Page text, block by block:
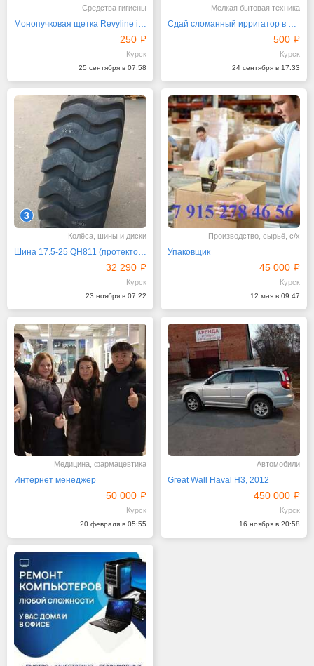
Средства гигиены
Монопучковая щетка Revyline interspace
250
Курск
25 сентября в 07:58
Мелкая бытовая техника
Сдай сломанный ирригатор в трейд-ин
500
Курск
24 сентября в 17:33
3
Колёса, шины и диски
Шина 17.5-25 QH811 (протектор волна) для погрузчика
32 290
Курск
23 ноября в 07:22
Производство, сырьё, с/х
Упаковщик
45 000
Курск
12 мая в 09:47
Медицина, фармацевтика
Интернет менеджер
50 000
Курск
20 февраля в 05:55
Автомобили
Great Wall Haval H3, 2012
450 000
Курск
16 ноября в 20:58